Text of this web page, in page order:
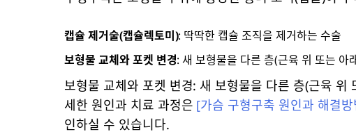
캡슐 제거술(캡슐렉토미): 딱딱한 캡슐 조직을 제거하는 수술
보형물 교체와 포켓 변경: 새 보형물을 다른 층(근육 위 또는 아
보형물 교체와 포켓 변경: 새 보형물을 다른 층(근육
세한 원인과 치료 과정은 [가슴 구형구축 원인과 해결
인하실 수 있습니다.